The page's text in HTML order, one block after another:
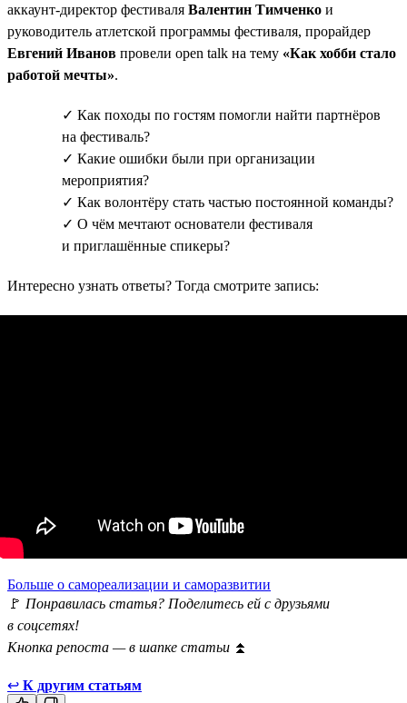
аккаунт-директор фестиваля Валентин Тимченко и
руководитель атлетской программы фестиваля, прорайдер
Евгений Иванов провели open talk на тему «Как хобби стало
работой мечты».
✓ Как походы по гостям помогли найти партнёров
на фестиваль?
✓ Какие ошибки были при организации
мероприятия?
✓ Как волонтёру стать частью постоянной команды?
✓ О чём мечтают основатели фестиваля
и приглашённые спикеры?
Интересно узнать ответы? Тогда смотрите запись:
Больше о самореализации и саморазвитии
🚩 Понравилась статья? Поделитесь ей с друзьями
в соцсетях!
Кнопка репоста — в шапке статьи ⏫
↩ К другим статьям